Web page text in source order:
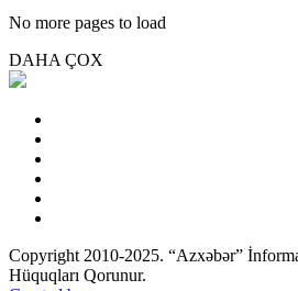
No more pages to load
DAHA ÇOX
Copyright 2010-2025. “Azxəbər”
Hüquqları Qorunur.